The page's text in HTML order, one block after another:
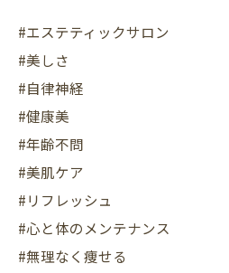
#エステティックサロン
#美しさ
#自律神経
#健康美
#年齢不問
#美肌ケア
#リフレッシュ
#心と体のメンテナンス
#無理なく痩せる